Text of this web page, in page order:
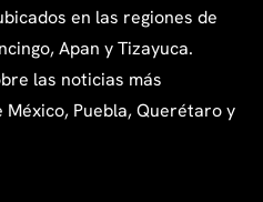
en las regiones de
Apan y Tizayuca.
las noticias más
Puebla, Querétaro y